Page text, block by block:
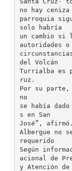
no hay
parroquia
solo habría
un cambio
autoridades
del Volcán
Turrialba es
ruz.
Por su parte,
no
se había
s en San
José”, afirmó.
Albergue no
requerido
Según
acional de
y Atención de